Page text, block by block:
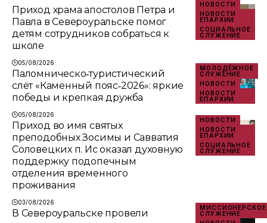
НОВОСТИ
НОВОСТИ
ЕПАРХИИ
СОЦИАЛЬНОЕ
СЛУЖЕНИЕ
Приход храма апостолов Петра и
Павла в Североуральске помог
детям сотрудников собраться к
школе
05/08/2026
МОЛОДЁЖНОЕ
СЛУЖЕНИЕ
НОВОСТИ
НОВОСТИ
ЕПАРХИИ
Паломническо‑туристический
слёт «Каменный пояс‑2026»: яркие
победы и крепкая дружба
05/08/2026
НОВОСТИ
НОВОСТИ
ЕПАРХИИ
СОЦИАЛЬНОЕ
СЛУЖЕНИЕ
Приход во имя святых
преподобных Зосимы и Савватия
Соловецких п. Ис оказал духовную
поддержку подопечным
отделения временного
проживания
03/08/2026
МИССИОНЕРСКОЕ
СЛУЖЕНИЕ
В Североуральске провели